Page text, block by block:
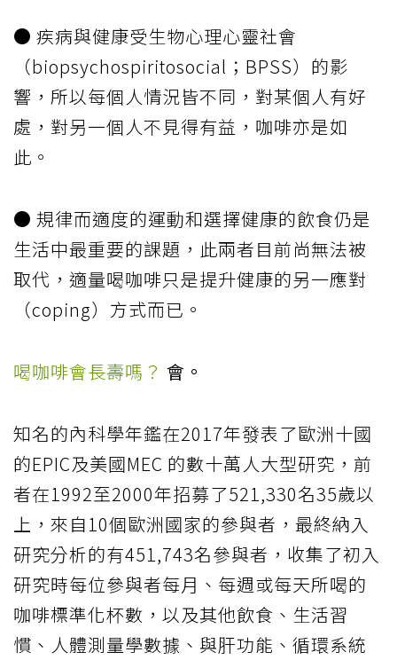
● 疾病與健康受生物心理心靈社會
（biopsychospiritosocial；BPSS）的影
響，所以每個人情況皆不同，對某個人有好
處，對另一個人不見得有益，咖啡亦是如
此。
● 規律而適度的運動和選擇健康的飲食仍是
生活中最重要的課題，此兩者目前尚無法被
取代，適量喝咖啡只是提升健康的另一應對
（coping）方式而已。
喝咖啡會長壽嗎？ 會。
知名的內科學年鑑在2017年發表了歐洲十國
的EPIC及美國MEC 的數十萬人大型研究，前
者在1992至2000年招募了521,330名35歲以
上，來自10個歐洲國家的參與者，最終納入
研究分析的有451,743名參與者，收集了初入
研究時每位參與者每月、每週或每天所喝的
咖啡標準化杯數，以及其他飲食、生活習
慣、人體測量學數據、與肝功能、循環系統